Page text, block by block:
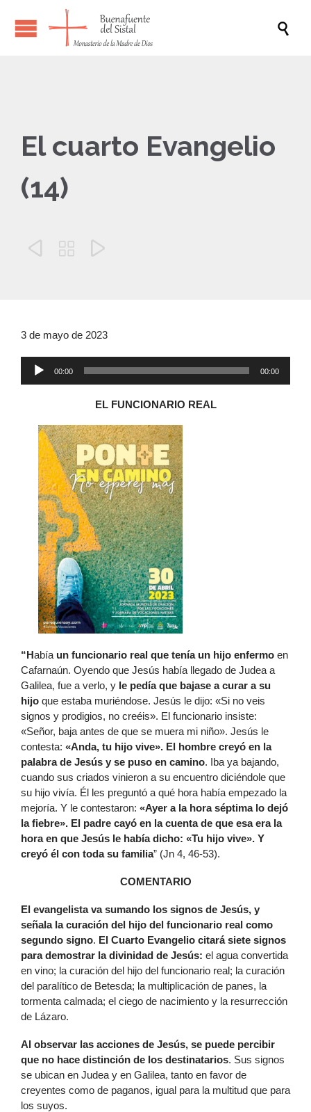

El cuarto Evangelio
(14)
  
3 de mayo de 2023
00:00 00:00
EL FUNCIONARIO REAL
“Había un funcionario real que tenía un hijo enfermo en
Cafarnaún. Oyendo que Jesús había llegado de Judea a
Galilea, fue a verlo, y le pedía que bajase a curar a su
hijo que estaba muriéndose. Jesús le dijo: «Si no veis
signos y prodigios, no creéis». El funcionario insiste:
«Señor, baja antes de que se muera mi niño». Jesús le
contesta: «Anda, tu hijo vive». El hombre creyó en la
palabra de Jesús y se puso en camino. Iba ya bajando,
cuando sus criados vinieron a su encuentro diciéndole que
su hijo vivía. Él les preguntó a qué hora había empezado la
mejoría. Y le contestaron: «Ayer a la hora séptima lo dejó
la fiebre». El padre cayó en la cuenta de que esa era la
hora en que Jesús le había dicho: «Tu hijo vive». Y
creyó él con toda su familia” (Jn 4, 46-53).
COMENTARIO
El evangelista va sumando los signos de Jesús, y
señala la curación del hijo del funcionario real como
segundo signo. El Cuarto Evangelio citará siete signos
para demostrar la divinidad de Jesús: el agua convertida
en vino; la curación del hijo del funcionario real; la curación
del paralítico de Betesda; la multiplicación de panes, la
tormenta calmada; el ciego de nacimiento y la resurrección
de Lázaro.
Al observar las acciones de Jesús, se puede percibir
que no hace distinción de los destinatarios. Sus signos
se ubican en Judea y en Galilea, tanto en favor de
creyentes como de paganos, igual para la multitud que para
los suyos.